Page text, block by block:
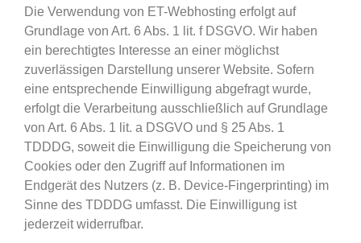
Die Verwendung von ET-Webhosting erfolgt auf
Grundlage von Art. 6 Abs. 1 lit. f DSGVO. Wir haben
ein berechtigtes Interesse an einer möglichst
zuverlässigen Darstellung unserer Website. Sofern
eine entsprechende Einwilligung abgefragt wurde,
erfolgt die Verarbeitung ausschließlich auf Grundlage
von Art. 6 Abs. 1 lit. a DSGVO und § 25 Abs. 1
TDDDG, soweit die Einwilligung die Speicherung von
Cookies oder den Zugriff auf Informationen im
Endgerät des Nutzers (z. B. Device-Fingerprinting) im
Sinne des TDDDG umfasst. Die Einwilligung ist
jederzeit widerrufbar.